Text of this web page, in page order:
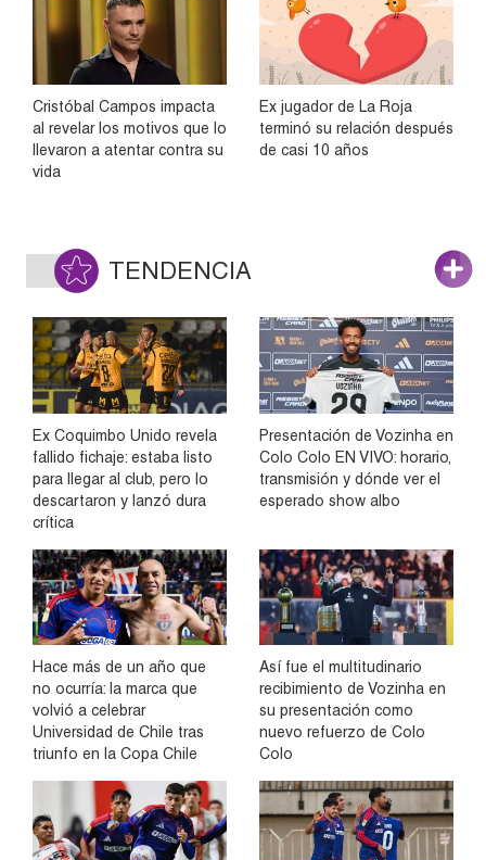
Cristóbal Campos impacta
al revelar los motivos que lo
llevaron a atentar contra su
vida
Ex jugador de La Roja
terminó su relación después
de casi 10 años
TENDENCIA
Ex Coquimbo Unido revela
fallido fichaje: estaba listo
para llegar al club, pero lo
descartaron y lanzó dura
crítica
Presentación de Vozinha en
Colo Colo EN VIVO: horario,
transmisión y dónde ver el
esperado show albo
Hace más de un año que
no ocurría: la marca que
volvió a celebrar
Universidad de Chile tras
triunfo en la Copa Chile
Así fue el multitudinario
recibimiento de Vozinha en
su presentación como
nuevo refuerzo de Colo
Colo